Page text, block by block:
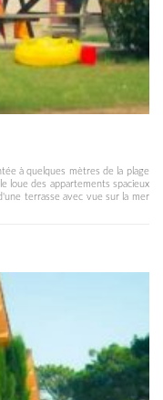
à quelques mètres de la plage
loue des appartements spacieux
terrasse avec vue sur la mer